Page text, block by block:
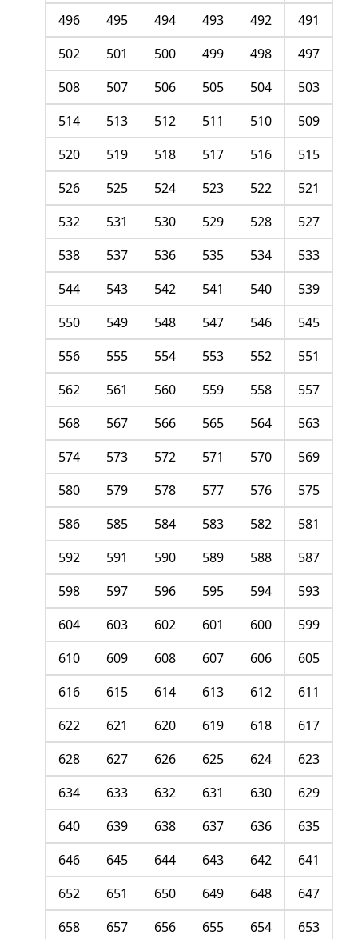
491
492
493
494
495
496
497
498
499
500
501
502
503
504
505
506
507
508
509
510
511
512
513
514
515
516
517
518
519
520
521
522
523
524
525
526
527
528
529
530
531
532
533
534
535
536
537
538
539
540
541
542
543
544
545
546
547
548
549
550
551
552
553
554
555
556
557
558
559
560
561
562
563
564
565
566
567
568
569
570
571
572
573
574
575
576
577
578
579
580
581
582
583
584
585
586
587
588
589
590
591
592
593
594
595
596
597
598
599
600
601
602
603
604
605
606
607
608
609
610
611
612
613
614
615
616
617
618
619
620
621
622
623
624
625
626
627
628
629
630
631
632
633
634
635
636
637
638
639
640
641
642
643
644
645
646
647
648
649
650
651
652
653
654
655
656
657
658